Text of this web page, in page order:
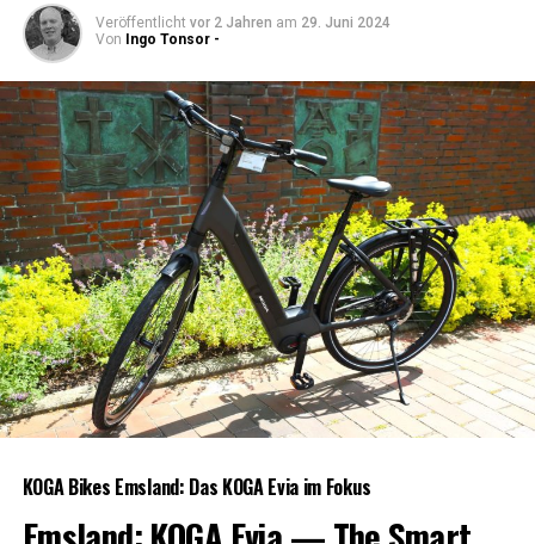
Veröffentlicht vor 2 Jahren am 29. Juni 2024
Von
Ingo Tonsor -
KOGA Bikes Ems­land: Das KOGA Evia im Fokus